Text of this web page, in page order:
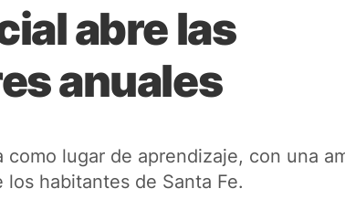
abre las
anuales
lugar de aprendizaje, con una
habitantes de Santa Fe.